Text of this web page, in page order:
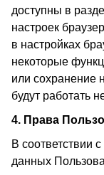
доступны в
настроек
в настройках
некоторые
или сохранение
будут работать
4. Права
В соответствии
данных